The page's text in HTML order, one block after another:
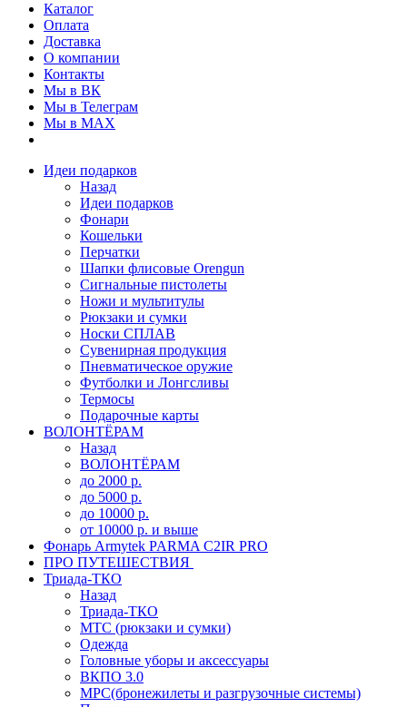
Каталог
Оплата
Доставка
О компании
Контакты
Мы в ВК
Мы в Телеграм
Мы в МAX
Идеи подарков
Назад
Идеи подарков
Фонари
Кошельки
Перчатки
Шапки флисовые Orengun
Сигнальные пистолеты
Ножи и мультитулы
Рюкзаки и сумки
Носки СПЛАВ
Сувенирная продукция
Пневматическое оружие
Футболки и Лонгсливы
Термосы
Подарочные карты
ВОЛОНТЁРАМ
Назад
ВОЛОНТЁРАМ
до 2000 р.
до 5000 р.
до 10000 р.
от 10000 р. и выше
Фонарь Armytek PARMA C2IR PRO
ПРО ПУТЕШЕСТВИЯ
Триада-ТКО
Назад
Триада-ТКО
МТС (рюкзаки и сумки)
Одежда
Головные уборы и аксессуары
ВКПО 3.0
МРС(бронежилеты и разгрузочные системы)